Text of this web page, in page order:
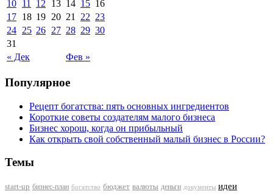
« Дек Фев »
10 11 12 13 14 15 16
17 18 19 20 21 22 23
24 25 26 27 28 29 30
31
Популярное
Рецепт богатства: пять основных ингредиентов
Короткие советы создателям малого бизнеса
Бизнес хорош, когда он прибыльный
Как открыть свой собственный малый бизнес в России?
Темы
start-up бизнес-план богатство бюджет валюты деньги документы идеи